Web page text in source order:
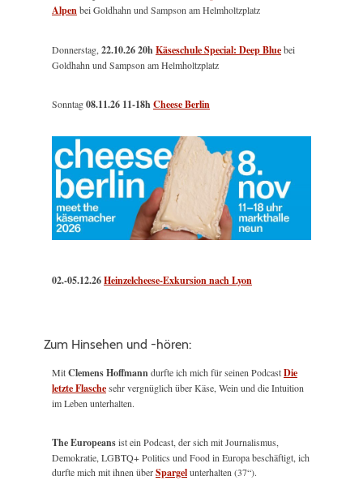
Alpenbei Goldhahn und Sampson am Helmholtzplatz
Donnerstag,22.10.26 20hKäseschule Special: Deep Bluebei
Goldhahn und Sampson am Helmholtzplatz
Sonntag08.11.26 11-18hCheese Berlin
02.-05.12.26Heinzelcheese-Exkursion nach Lyon
Zum Hinsehen und -hören:
MitClemens Hoffmanndurfte ich mich für seinen PodcastDie
letzte Flaschesehr vergnüglich über Käse, Wein und die Intuition
im Leben unterhalten.
The Europeansist ein Podcast, der sich mit Journalismus,
Demokratie, LGBTQ+ Politics und Food in Europa beschäftigt, ich
durfte mich mit ihnen überSpargelunterhalten (37“).